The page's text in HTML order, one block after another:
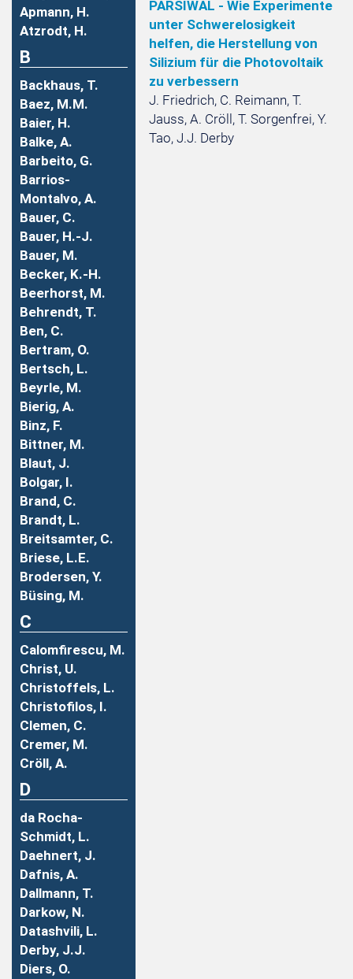
Apmann, H.
Atzrodt, H.
B
Backhaus, T.
Baez, M.M.
Baier, H.
Balke, A.
Barbeito, G.
Barrios-
Montalvo, A.
Bauer, C.
Bauer, H.-J.
Bauer, M.
Becker, K.-H.
Beerhorst, M.
Behrendt, T.
Ben, C.
Bertram, O.
Bertsch, L.
Beyrle, M.
Bierig, A.
Binz, F.
Bittner, M.
Blaut, J.
Bolgar, I.
Brand, C.
Brandt, L.
Breitsamter, C.
Briese, L.E.
Brodersen, Y.
Büsing, M.
C
Calomfirescu, M.
Christ, U.
Christoffels, L.
Christofilos, I.
Clemen, C.
Cremer, M.
Cröll, A.
D
da Rocha-
Schmidt, L.
Daehnert, J.
Dafnis, A.
Dallmann, T.
Darkow, N.
Datashvili, L.
Derby, J.J.
Diers, O.
PARSIWAL - Wie Experimente
unter Schwerelosigkeit
helfen, die Herstellung von
Silizium für die Photovoltaik
zu verbessern
J. Friedrich, C. Reimann, T.
Jauss, A. Cröll, T. Sorgenfrei, Y.
Tao, J.J. Derby